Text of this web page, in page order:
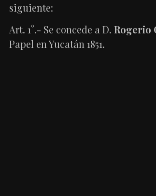
siguiente:
Art. 1°.- Se concede a D. Rogerio
Papel en Yucatán 1851.